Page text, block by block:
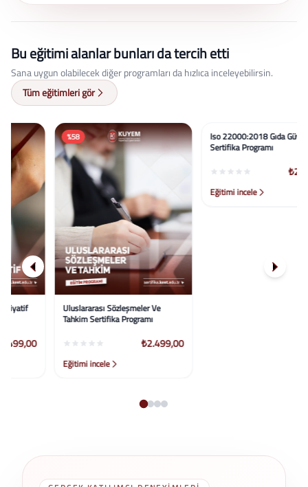
Bu eğitimi alanlar bunları da tercih etti
Sana uygun olabilecek diğer programları da hızlıca inceleyebilirsin.
Tüm eğitimleri gör
%58
Uluslararası Sözleşmeler Ve
Tahkim Sertifika Programı
₺2.499,00
Eğitimi incele
%58